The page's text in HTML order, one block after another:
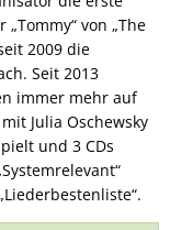
von „The
2009 die
Seit 2013
immer mehr auf
Julia Oschewsky
und 3 CDs